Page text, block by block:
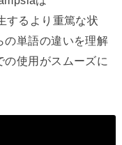
するより重篤な状
の単語の違いを理解
使用がスムーズに